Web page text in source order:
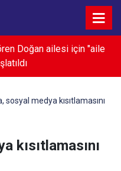
Doğan ailesi için "aile
çalışanlar zorlu
sosyal medya kısıtlamasını
kısıtlamasını